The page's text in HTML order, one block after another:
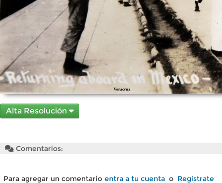
Alta Resolución
Comentarios:
Para agregar un comentario entra a tu cuenta o Regístrate